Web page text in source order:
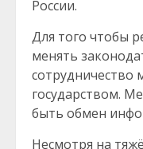
России.
Для того чтобы
менять
сотрудничество
государством.
быть обмен
Несмотря на